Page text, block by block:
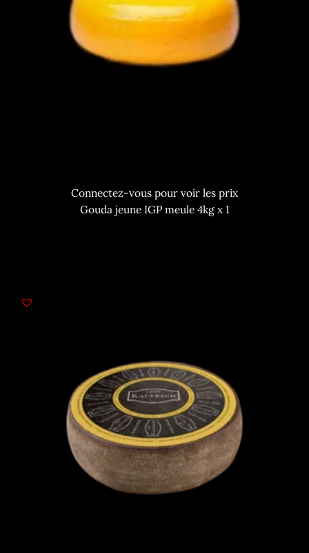
Connectez-vous pour voir les prix
Gouda jeune IGP meule 4kg x 1